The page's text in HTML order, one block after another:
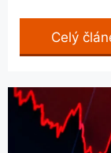
Celý